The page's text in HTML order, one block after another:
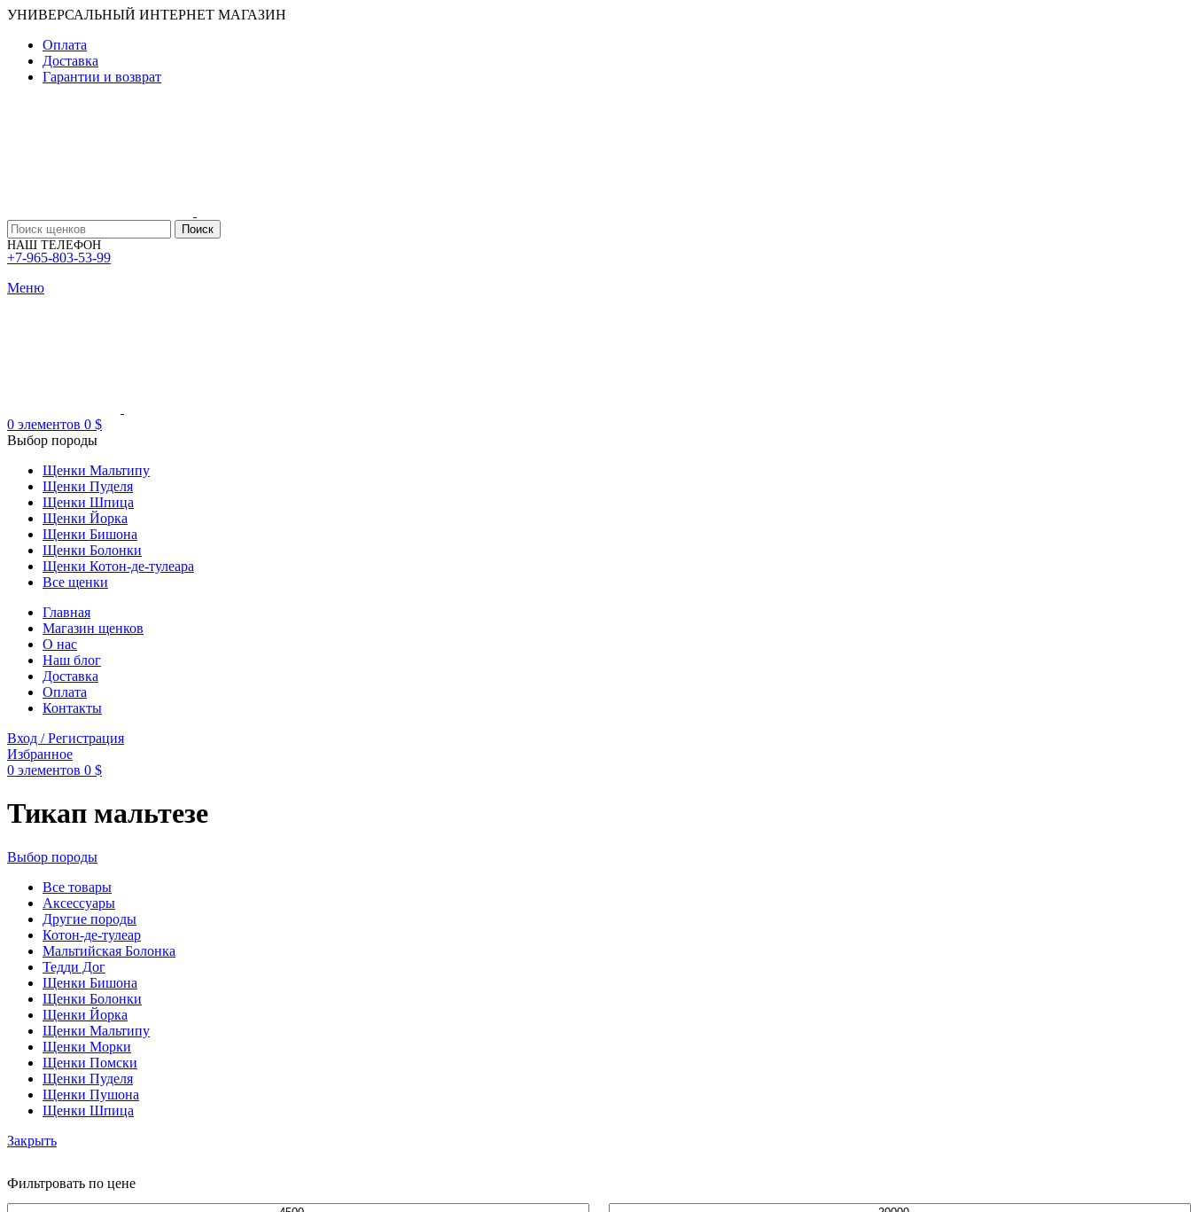
УНИВЕРСАЛЬНЫЙ ИНТЕРНЕТ МАГАЗИН
Оплата
Доставка
Гарантии и возврат
Поиск
НАШ ТЕЛЕФОН
+7-965-803-53-99
Меню
0 элементов 0 $
Выбор породы
Щенки Мальтипу
Щенки Пуделя
Щенки Шпица
Щенки Йорка
Щенки Бишона
Щенки Болонки
Щенки Котон-де-тулеара
Все щенки
Главная
Магазин щенков
О нас
Наш блог
Доставка
Оплата
Контакты
Вход / Регистрация
Избранное
0 элементов 0 $
Тикап мальтезе
Выбор породы
Все товары
Аксессуары
Другие породы
Котон-де-тулеар
Мальтийская Болонка
Тедди Дог
Щенки Бишона
Щенки Болонки
Щенки Йорка
Щенки Мальтипу
Щенки Морки
Щенки Помски
Щенки Пуделя
Щенки Пушона
Щенки Шпица
Закрыть
Фильтровать по цене